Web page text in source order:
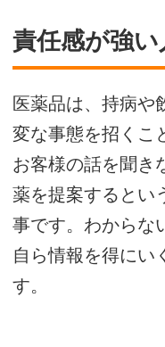
責任感が強い
医薬品は、持病や
変な事態を招くこ
お客様の話を聞き
薬を提案するとい
事です。わからな
自ら情報を得にい
す。